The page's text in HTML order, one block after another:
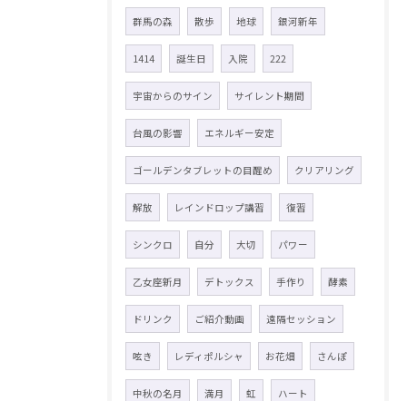
群馬の森 散歩 地球 銀河新年
1414 誕生日 入院 222
宇宙からのサイン サイレント期間
台風の影響 エネルギー安定
ゴールデンタブレットの目醒め クリアリング
解放 レインドロップ講習 復習
シンクロ 自分 大切 パワー
乙女座新月 デトックス 手作り 酵素
ドリンク ご紹介動画 遠隔セッション
呟き レディポルシャ お花畑 さんぽ
中秋の名月 満月 虹 ハート